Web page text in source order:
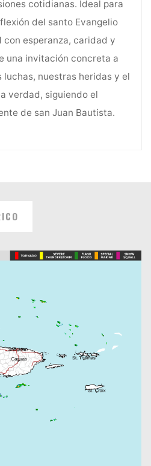
cotidianas. Ideal para
del santo Evangelio
con esperanza, caridad y
una invitación concreta a
luchas, nuestras heridas y el
verdad, siguiendo el
de san Juan Bautista.